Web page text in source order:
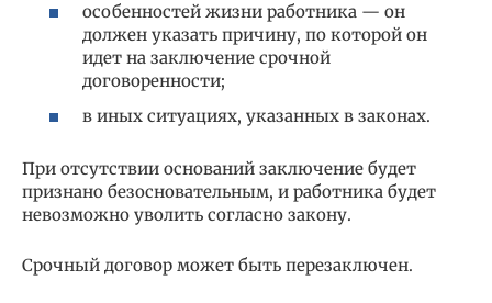
особенностей жизни работника — он
должен указать причину, по которой он
идет на заключение срочной
договоренности;
в иных ситуациях, указанных в законах.
При отсутствии оснований заключение будет
признано безосновательным, и работника будет
невозможно уволить согласно закону.
Срочный договор может быть перезаключен.